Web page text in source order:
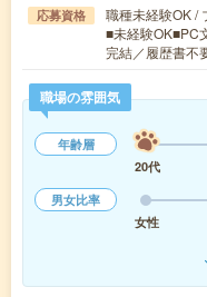
応募資格
職種未経験OK /
■未経験OK■PC
完結／履歴書不
職場の雰囲気
年齢層
20代
男女比率
女性